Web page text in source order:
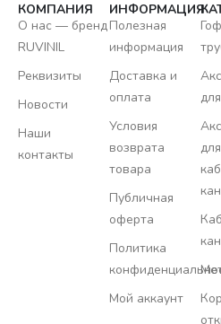
КОМПАНИЯ
О нас — бренд
RUVINIL
Реквизиты
Новости
Наши
контакты
ИНФОРМАЦИЯ
Полезная
информация
Доставка и
оплата
Условия
возврата
товара
Публичная
оферта
Политика
Мой аккаунт
для